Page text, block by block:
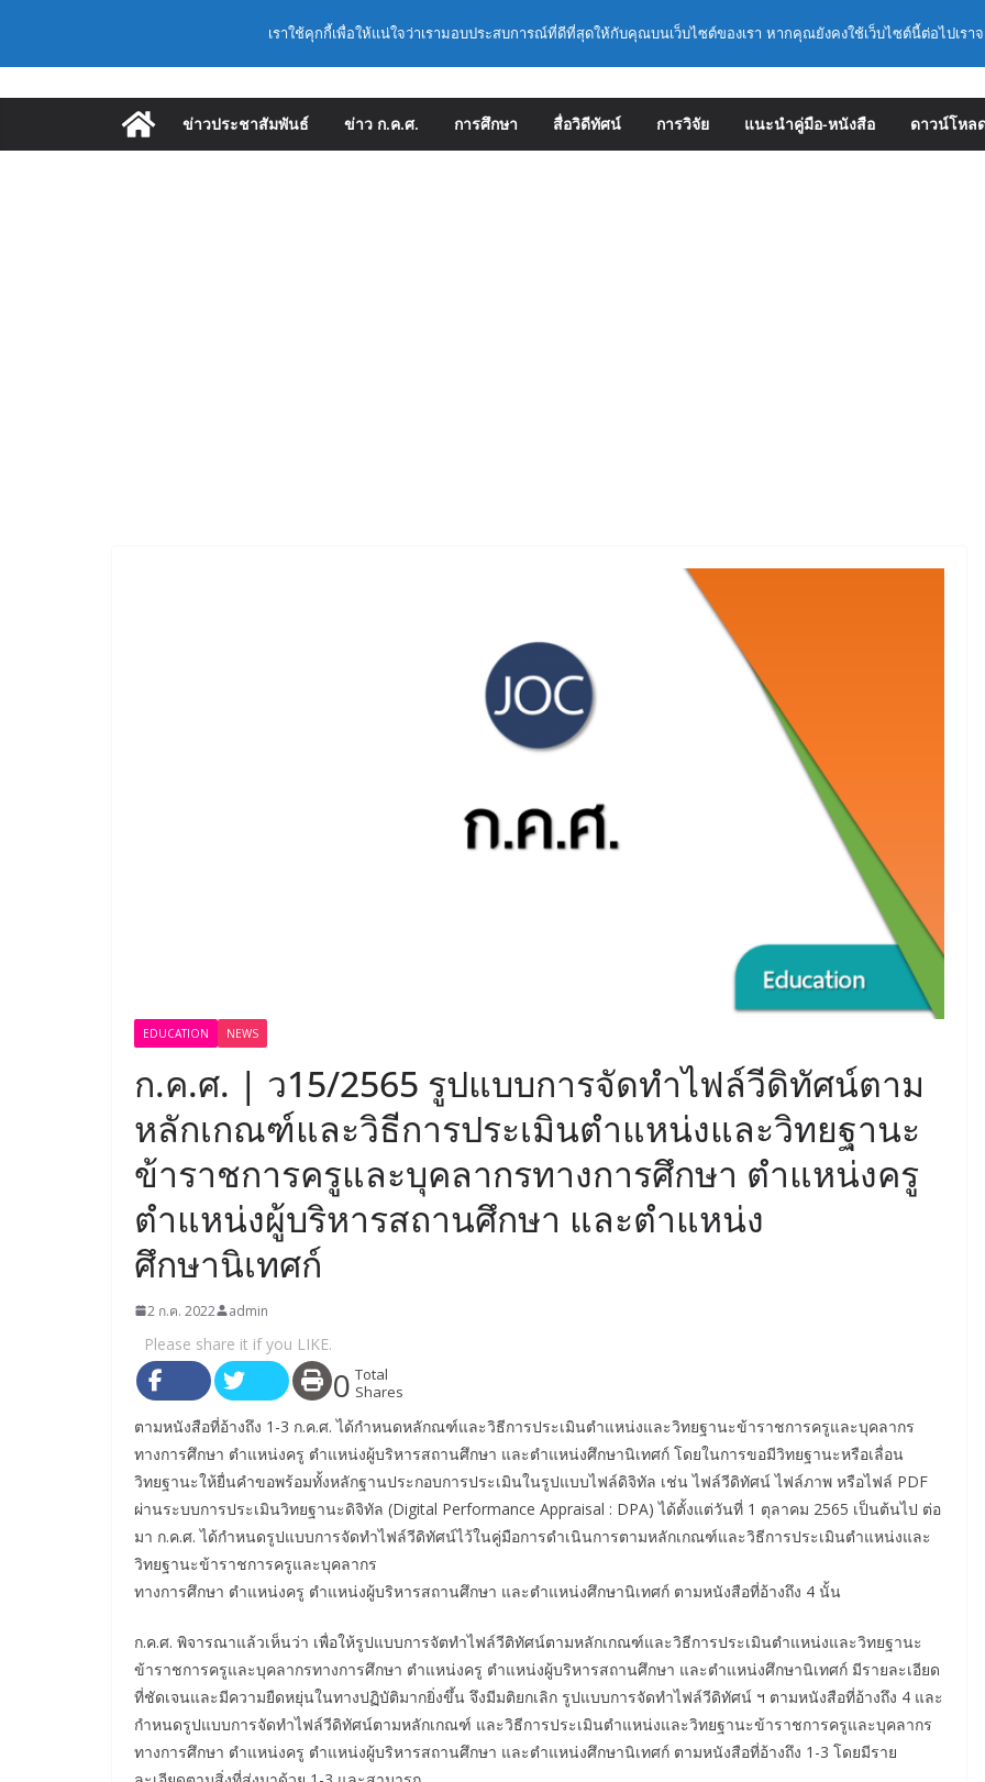
Latest:
และแต่งตั้งให้ดำรงตำแหน่งรองผู้อำนวยการสถานศึกษา และผู้
ก.ค.ศ. | ว 12/2568 หลักเกณฑ์และวิธีการคัดเลือกบุคคลเพื่อบรรจุ
และแต่งตั้งให้ดำรงตำแหน่งรองผู้อำนวยการสถานศึกษาและผู้
ข่าวประชาสัมพันธ์ ข่าว ก.ค.ศ. การศึกษา สื่อวิดีทัศน์ การวิจัย แนะนำคู่มือ-หนังสือ ดาวน์โหล
EDUCATION NEWS
ก.ค.ศ. | ว15/2565 รูปแบบการจัดทำไฟล์วีดิทัศน์ตาม
หลักเกณฑ์และวิธีการประเมินตำแหน่งและวิทยฐานะ
ข้าราชการครูและบุคลากรทางการศึกษา ตำแหน่งครู
ตำแหน่งผู้บริหารสถานศึกษา และตำแหน่ง
ศึกษานิเทศก์
2 ก.ค. 2022 admin
Please share it if you LIKE.
0 Total
Shares
ตามหนังสือที่อ้างถึง 1-3 ก.ค.ศ. ได้กำหนดหลักณฑ์และวิธีการประเมินตำแหน่งและวิทยฐานะข้าราชการครูและบุคลากร
ทางการศึกษา ตำแหน่งครู ตำแหน่งผู้บริหารสถานศึกษา และตำแหน่งศึกษานิเทศก์ โดยในการขอมีวิทยฐานะหรือเลื่อน
วิทยฐานะให้ยื่นคำขอพร้อมทั้งหลักฐานประกอบการประเมินในรูปแบบไฟล์ดิจิทัล เช่น ไฟล์วีดิทัศน์ ไฟล์ภาพ หรือไฟล์ PDF
ผ่านระบบการประเมินวิทยฐานะดิจิทัล (Digital Performance Appraisal : DPA) ได้ตั้งแต่วันที่ 1 ตุลาคม 2565 เป็นต้นไป ต่อ
มา ก.ค.ศ. ได้กำหนดรูปแบบการจัดทำไฟล์วีดิทัศน์ไว้ในคู่มือการดำเนินการตามหลักเกณฑ์และวิธีการประเมินตำแหน่งและ
วิทยฐานะข้าราชการครูและบุคลากร
ทางการศึกษา ตำแหน่งครู ตำแหน่งผู้บริหารสถานศึกษา และตำแหน่งศึกษานิเทศก์ ตามหนังสือที่อ้างถึง 4 นั้น
ก.ค.ศ. พิจารณาแล้วเห็นว่า เพื่อให้รูปแบบการจัตทำไฟล์วีติทัศน์ตามหลักเกณฑ์และวิธีการประเมินตำแหน่งและวิทยฐานะ
ข้าราชการครูและบุคลากรทางการศึกษา ตำแหน่งครู ตำแหน่งผู้บริหารสถานศึกษา และตำแหน่งศึกษานิเทศก์ มีรายละเอียด
ที่ชัดเจนและมีความยืดหยุ่นในทางปฏิบัติมากยิ่งขึ้น จึงมีมติยกเลิก รูปแบบการจัดทำไฟล์วีดิทัศน์ ฯ ตามหนังสือที่อ้างถึง 4 และ
กำหนดรูปแบบการจัดทำไฟล์วีดิทัศน์ตามหลักเกณฑ์ และวิธีการประเมินตำแหน่งและวิทยฐานะข้าราชการครูและบุคลากร
ทางการศึกษา ตำแหน่งครู ตำแหน่งผู้บริหารสถานศึกษา และตำแหน่งศึกษานิเทศก์ ตามหนังสือที่อ้างถึง 1-3 โดยมีราย
เราใช้คุกกี้เพื่อให้แน่ใจว่าเรามอบประสบการณ์ที่ดีที่สุดให้กับคุณบนเว็บไซต์ของเรา หากคุณยังคงใช้เว็บไซต์นี้ต่อไปเร